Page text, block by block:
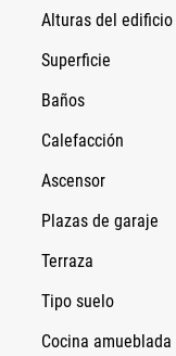
Alturas del edificio
Superficie
Baños
Calefacción
Ascensor
Plazas de garaje
Terraza
Tipo suelo
Cocina amueblada